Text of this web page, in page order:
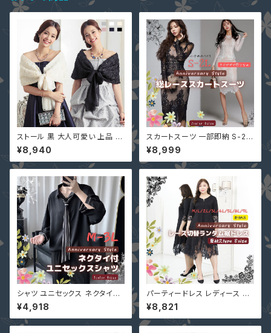
ストール 黒 大人可愛い 上品 シ
フォン 花柄 レース YJ-33796
7 カーディガン 肩掛け ショール
ボレロ 結婚式 ピンク ネイビー
¥8,940
スカートスーツ 一部即納 S-2L
黒 白 ツーピース 上下セット 長
袖 袖あり 2点セット 配カラー u
159906 タイト レース セクシー
丈 結婚式 二次会
¥8,999
シャツ ユニセックス ネクタイ付
メンズ レディース 男女兼用 黒
M L 2L 3L 即納 トップス 51116
65 ワイシャツ ラグランスリーブ
¥4,918
パーティードレス レディース 40
代 50代 即納 3L 4L 5L 6L 7L
2type 大きいサイズ QD-8065
6 レース 切替 ワンピース 黒
¥8,821